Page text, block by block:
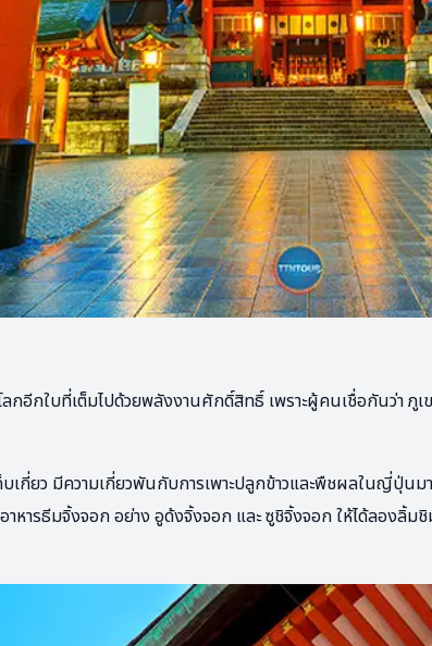
ลกอีกใบที่เต็มไปด้วยพลังงานศักดิ์สิทธิ์ เพราะผู้คนเชื่อกันว่า
กี่ยว มีความเกี่ยวพันกับการเพาะปลูกข้าวและพืชผลในญี่ปุ่น
หารธีมจิ้งจอก อย่าง อูด้งจิ้งจอก และ ซูชิจิ้งจอก ให้ได้ลองลิ้ม